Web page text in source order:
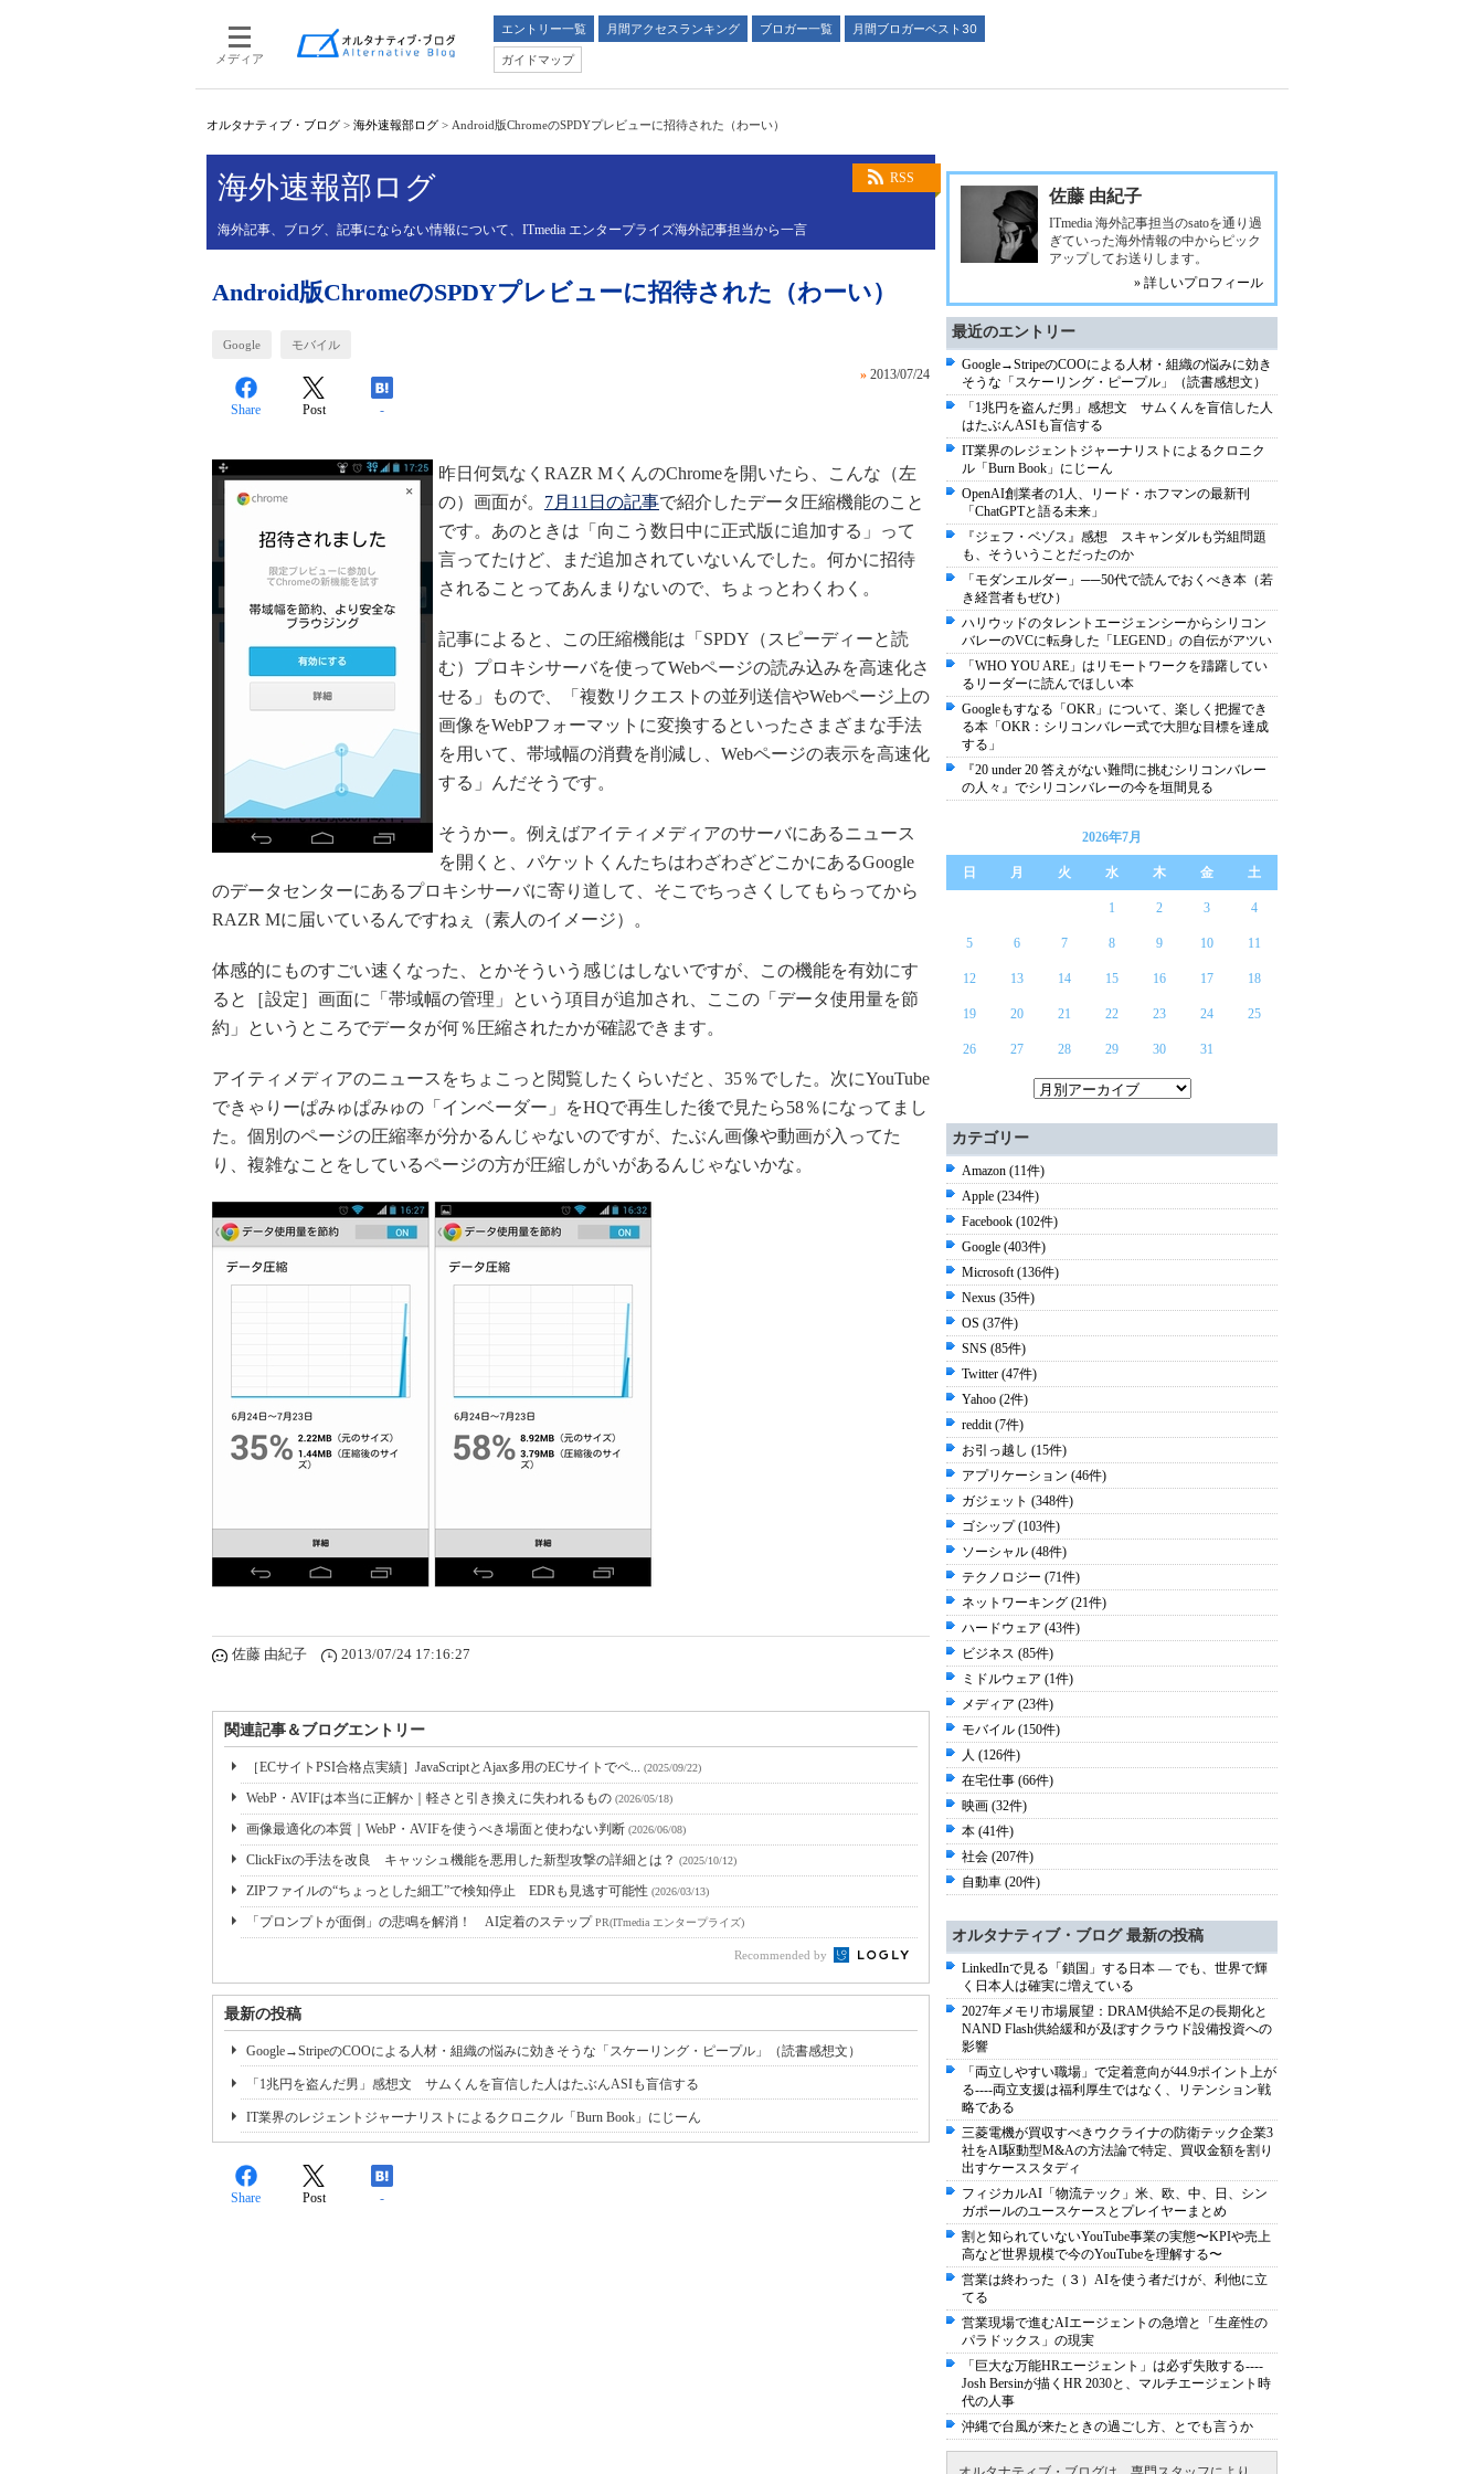
メディア
エントリー一覧 月間アクセスランキング ブロガー一覧
月間ブロガーベスト30
ガイドマップ
オルタナティブ・ブログ > 海外速報部ログ > Android版ChromeのSPDYプレビューに招待された（わーい）
RSS
海外速報部ログ
海外記事、ブログ、記事にならない情報について、ITmedia エンタープライズ海外記事担当から一言
Android版ChromeのSPDYプレビューに招待された（わーい）
Google モバイル
» 2013/07/24
Share Post -
昨日何気なくRAZR MくんのChromeを開いたら、こんな（左
の）画面が。 7月11日の記事で紹介したデータ圧縮機能のこと
です。あのときは「向こう数日中に正式版に追加する」って
言ってたけど、まだ追加されていないんでした。何かに招待
されることってあんまりないので、ちょっとわくわく。
記事によると、この圧縮機能は「SPDY（スピーディーと読
む）プロキシサーバを使ってWebページの読み込みを高速化さ
せる」もので、「複数リクエストの並列送信やWebページ上の
画像をWebPフォーマットに変換するといったさまざまな手法
を用いて、帯域幅の消費を削減し、Webページの表示を高速化
する」んだそうです。
そうかー。例えばアイティメディアのサーバにあるニュース
を開くと、パケットくんたちはわざわざどこかにあるGoogle
のデータセンターにあるプロキシサーバに寄り道して、そこでちっさくしてもらってから
RAZR Mに届いているんですねぇ（素人のイメージ）。
体感的にものすごい速くなった、とかそういう感じはしないですが、この機能を有効にす
ると［設定］画面に「帯域幅の管理」という項目が追加され、ここの「データ使用量を節
約」というところでデータが何％圧縮されたかが確認できます。
アイティメディアのニュースをちょこっと閲覧したくらいだと、35％でした。次にYouTube
できゃりーぱみゅぱみゅの「インベーダー」をHQで再生した後で見たら58％になってまし
た。個別のページの圧縮率が分かるんじゃないのですが、たぶん画像や動画が入ってた
り、複雑なことをしているページの方が圧縮しがいがあるんじゃないかな。
佐藤 由紀子 2013/07/24 17:16:27
関連記事＆ブログエントリー
［ECサイトPSI合格点実績］JavaScriptとAjax多用のECサイトでペ... (2025/09/22)
WebP・AVIFは本当に正解か｜軽さと引き換えに失われるもの (2026/05/18)
画像最適化の本質｜WebP・AVIFを使うべき場面と使わない判断 (2026/06/08)
ClickFixの手法を改良 キャッシュ機能を悪用した新型攻撃の詳細とは？ (2025/10/12)
ZIPファイルの“ちょっとした細工”で検知停止 EDRも見逃す可能性 (2026/03/13)
「プロンプトが面倒」の悲鳴を解消！ AI定着のステップPR(ITmedia エンタープライズ)
Recommended by
最新の投稿
Google→StripeのCOOによる人材・組織の悩みに効きそうな「スケーリング・ピープル」（読書感想文）
「1兆円を盗んだ男」感想文 サムくんを盲信した人はたぶんASIも盲信する
IT業界のレジェントジャーナリストによるクロニクル「Burn Book」にじーん
Share Post -
佐藤 由紀子
ITmedia 海外記事担当のsatoを通り過
ぎていった海外情報の中からピック
アップしてお送りします。
» 詳しいプロフィール
最近のエントリー
Google→StripeのCOOによる人材・組織の悩みに効き
そうな「スケーリング・ピープル」（読書感想文）
「1兆円を盗んだ男」感想文 サムくんを盲信した人
はたぶんASIも盲信する
IT業界のレジェントジャーナリストによるクロニク
ル「Burn Book」にじーん
OpenAI創業者の1人、リード・ホフマンの最新刊
「ChatGPTと語る未来」
『ジェフ・ベゾス』感想 スキャンダルも労組問題
も、そういうことだったのか
「モダンエルダー」──50代で読んでおくべき本（若
き経営者もぜひ）
ハリウッドのタレントエージェンシーからシリコン
バレーのVCに転身した「LEGEND」の自伝がアツい
「WHO YOU ARE」はリモートワークを躊躇してい
るリーダーに読んでほしい本
Googleもすなる「OKR」について、楽しく把握でき
る本「OKR：シリコンバレー式で大胆な目標を達成
する」
『20 under 20 答えがない難問に挑むシリコンバレー
の人々』でシリコンバレーの今を垣間見る
2026年7月
日 月 火 水 木 金 土
1 2 3 4
5 6 7 8 9 10 11
12 13 14 15 16 17 18
19 20 21 22 23 24 25
26 27 28 29 30 31
カテゴリー
Amazon (11件)
Apple (234件)
Facebook (102件)
Google (403件)
Microsoft (136件)
Nexus (35件)
OS (37件)
SNS (85件)
Twitter (47件)
Yahoo (2件)
reddit (7件)
お引っ越し (15件)
アプリケーション (46件)
ガジェット (348件)
ゴシップ (103件)
ソーシャル (48件)
テクノロジー (71件)
ネットワーキング (21件)
ハードウェア (43件)
ビジネス (85件)
ミドルウェア (1件)
メディア (23件)
モバイル (150件)
人 (126件)
在宅仕事 (66件)
映画 (32件)
本 (41件)
社会 (207件)
自動車 (20件)
オルタナティブ・ブログ 最新の投稿
LinkedInで見る「鎖国」する日本 ― でも、世界で輝
く日本人は確実に増えている
2027年メモリ市場展望：DRAM供給不足の長期化と
NAND Flash供給緩和が及ぼすクラウド設備投資への
影響
「両立しやすい職場」で定着意向が44.9ポイント上が
る----両立支援は福利厚生ではなく、リテンション戦
略である
三菱電機が買収すべきウクライナの防衛テック企業3
社をAI駆動型M&Aの方法論で特定、買収金額を割り
出すケーススタディ
フィジカルAI「物流テック」米、欧、中、日、シン
ガポールのユースケースとプレイヤーまとめ
割と知られていないYouTube事業の実態〜KPIや売上
高など世界規模で今のYouTubeを理解する〜
営業は終わった（３）AIを使う者だけが、利他に立
てる
営業現場で進むAIエージェントの急増と「生産性の
パラドックス」の現実
「巨大な万能HRエージェント」は必ず失敗する----
Josh Bersinが描くHR 2030と、マルチエージェント時
代の人事
沖縄で台風が来たときの過ごし方、とでも言うか